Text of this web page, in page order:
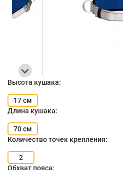
Высота кушака:
17 см
Длина кушака:
70 см
Количество точек крепления:
2
Обхват пояса: